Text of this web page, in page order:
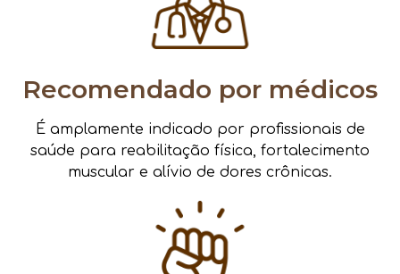
Recomendado por médicos
É amplamente indicado por profissionais de
saúde para reabilitação física, fortalecimento
muscular e alívio de dores crônicas.